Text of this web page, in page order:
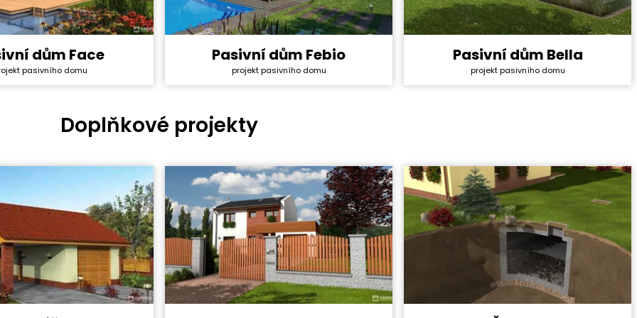
svépomocí:
4 303 800 Kč
dům Face
pasivního domu
Cena stavby svépomocí:
5 028 000 Kč
Cena projektu:
Pasivní dům Febio
projekt pasivního domu
Cena stavby svépomocí:
6 096 600 Kč
Cena projektu:
Pasivní dům Bella
projekt pasivního domu
Doplňkové projekty